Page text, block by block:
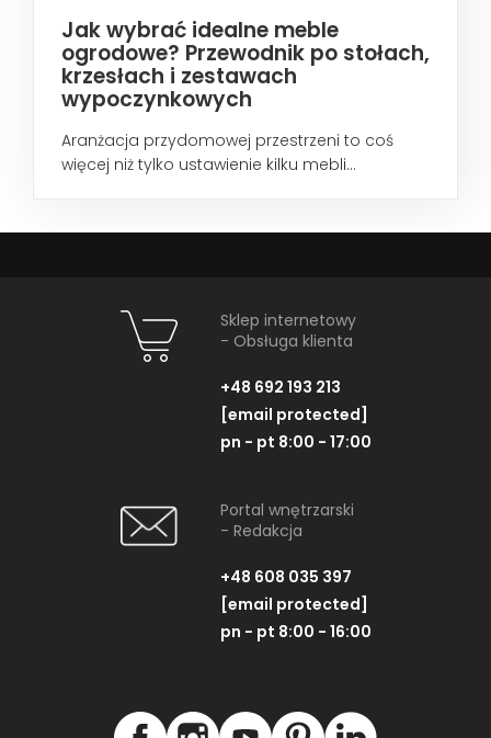
Jak wybrać idealne meble
ogrodowe? Przewodnik po stołach,
krzesłach i zestawach
wypoczynkowych
Aranżacja przydomowej przestrzeni to coś
więcej niż tylko ustawienie kilku mebli...
Sklep internetowy
- Obsługa klienta
+48 692 193 213
[email protected]
pn - pt 8:00 - 17:00
Portal wnętrzarski
- Redakcja
+48 608 035 397
[email protected]
pn - pt 8:00 - 16:00